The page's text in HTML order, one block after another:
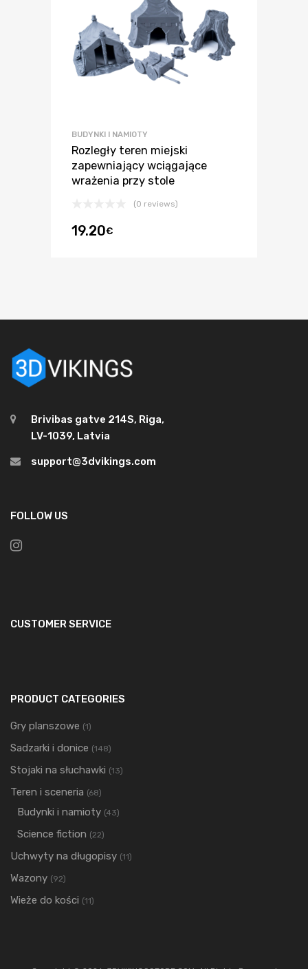
BUDYNKI I NAMIOTY
Rozległy teren miejski
zapewniający wciągające
wrażenia przy stole
(0 reviews)
19.20€
Brivibas gatve 214S, Riga,
LV-1039, Latvia
support@3dvikings.com
FOLLOW US
CUSTOMER SERVICE
PRODUCT CATEGORIES
Gry planszowe (1)
Sadzarki i donice (148)
Stojaki na słuchawki (13)
Teren i sceneria (68)
Budynki i namioty (43)
Science fiction (22)
Uchwyty na długopisy (11)
Wazony (92)
Wieże do kości (11)